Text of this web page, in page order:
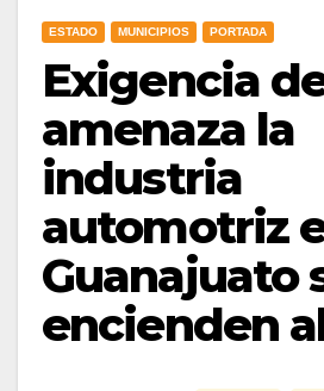
ESTADO MUNICIPIOS PORTADA
Exigencia
amenaza la
industria
automotriz
Guanajuato
encienden